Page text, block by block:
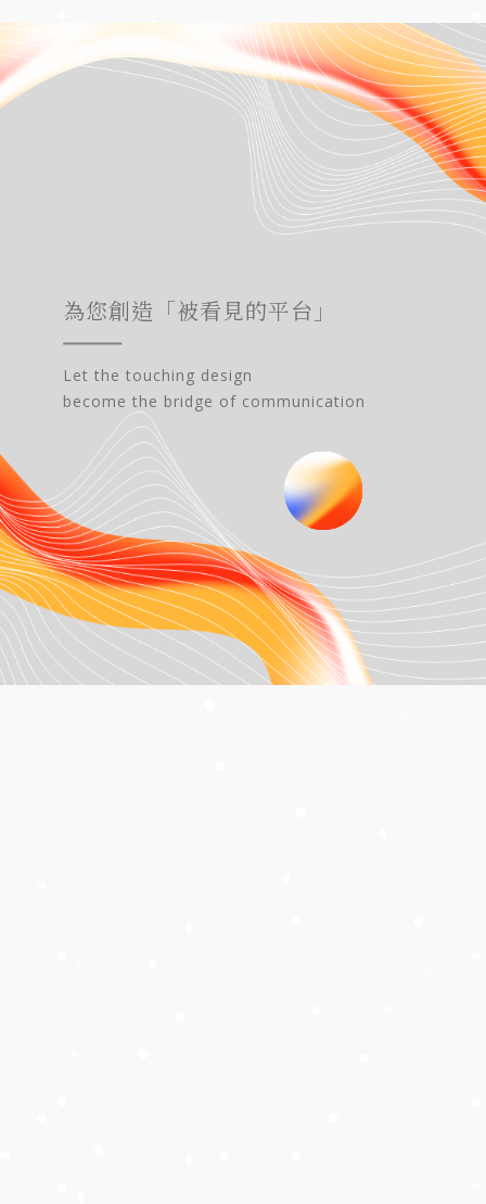
為您創造「被看見的平台」
Let the touching design
become the bridge of communication